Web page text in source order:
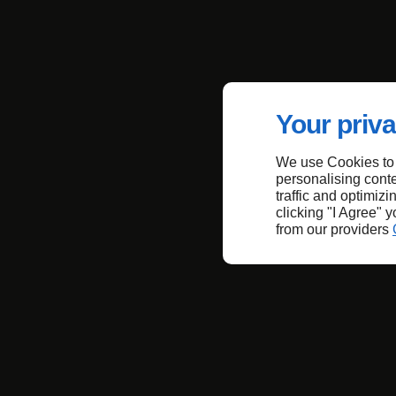
Your
We use Cookies
personalising
traffic and
clicking "I Agree"
from our providers